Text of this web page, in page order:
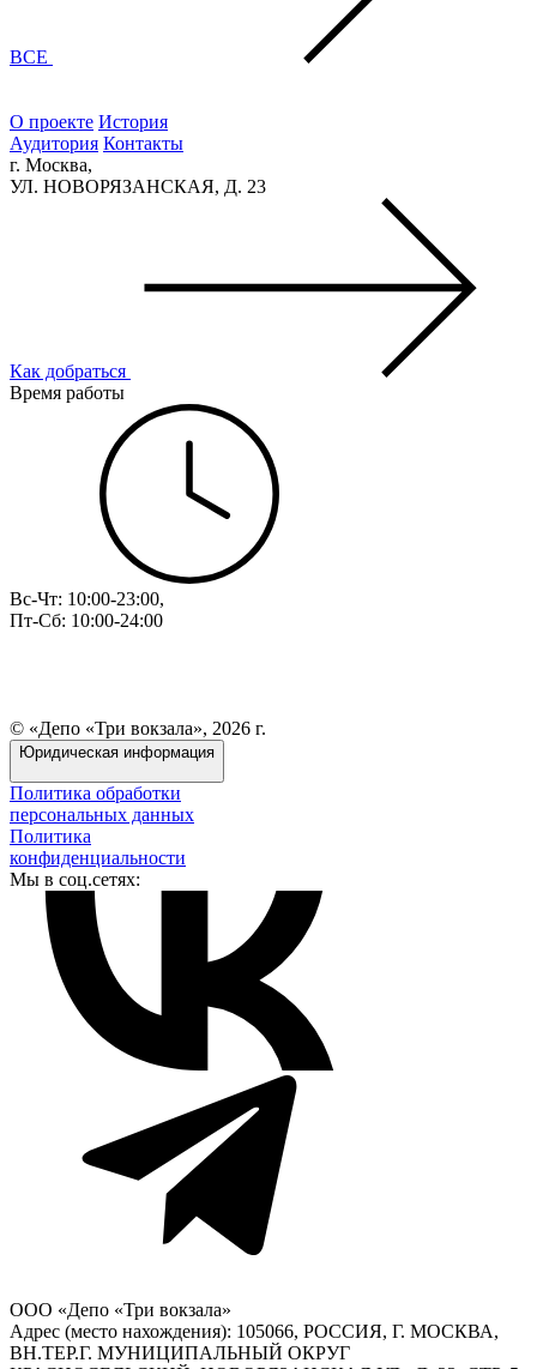
ВСЕ
О проекте История
Аудитория Контакты
г. Москва,
УЛ. НОВОРЯЗАНСКАЯ, Д. 23
Как добраться
Время работы
Вс-Чт: 10:00-23:00,
Пт-Сб: 10:00-24:00
© «Депо «Три вокзала», 2026 г.
Юридическая информация
Политика обработки
персональных данных
Политика
конфиденциальности
Мы в соц.сетях:
ООО «Депо «Три вокзала»
Адрес (место нахождения): 105066, РОССИЯ, Г. МОСКВА,
ВН.ТЕР.Г. МУНИЦИПАЛЬНЫЙ ОКРУГ